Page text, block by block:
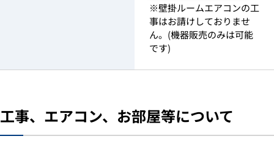
※壁掛ルームエアコンの工
事はお請けしておりませ
ん。(機器販売のみは可能
です)
工事、エアコン、お部屋等について